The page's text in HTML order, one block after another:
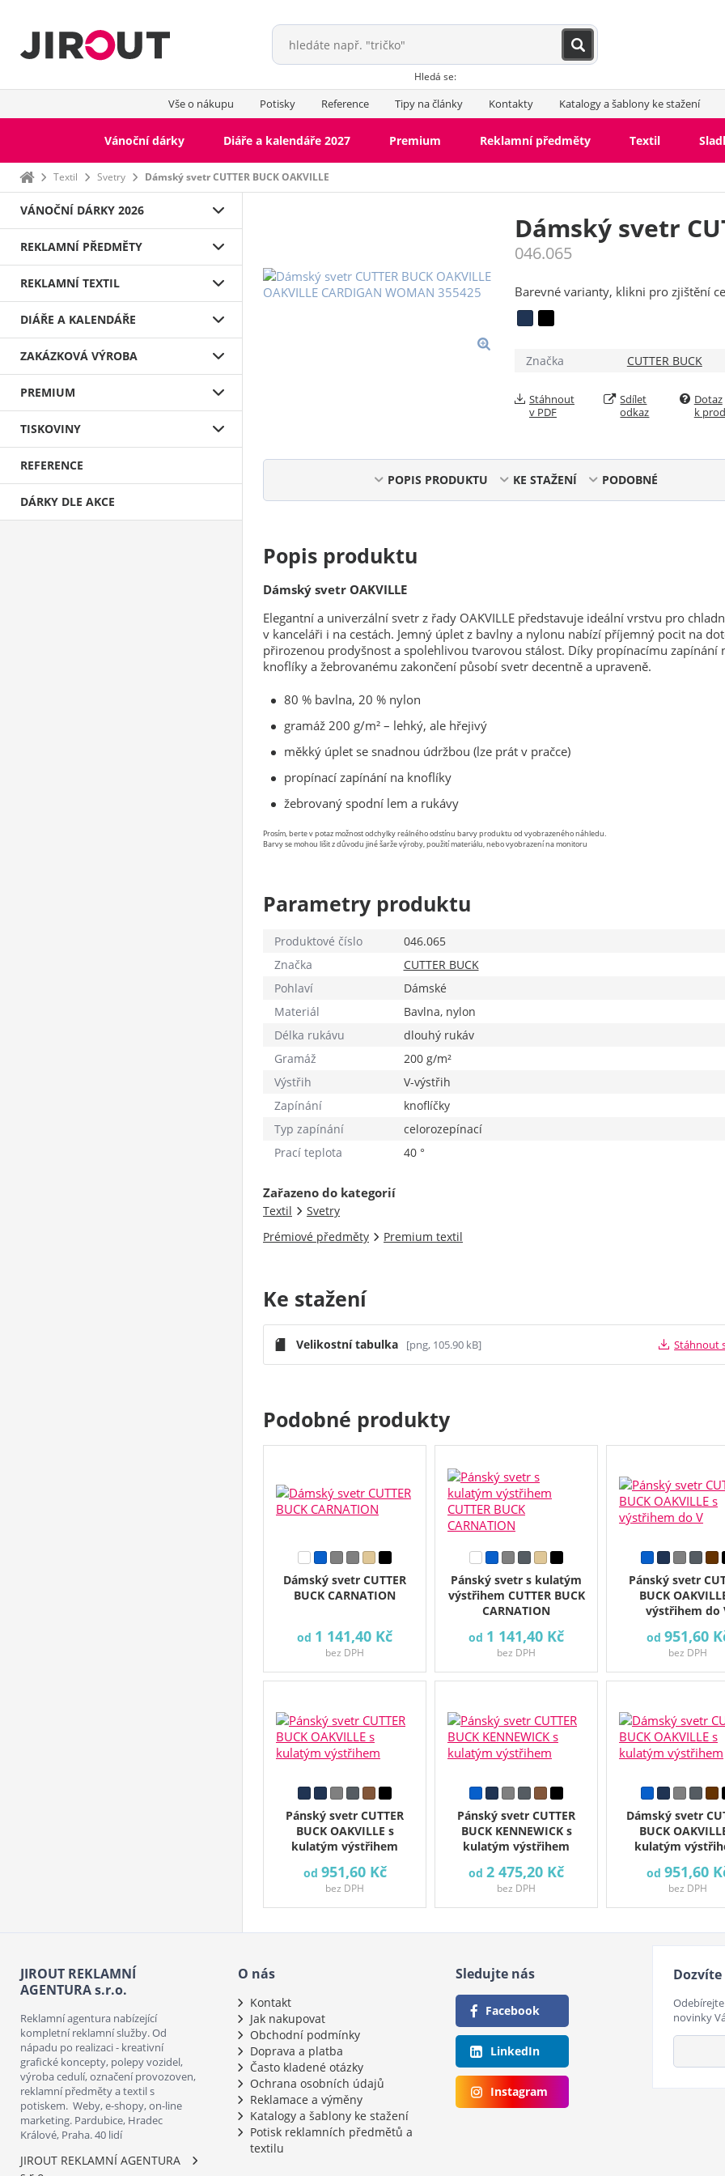
Hledá se:
Vše o nákupu Potisky Reference Tipy na články Kontakty Katalogy a šablony ke stažení
Vánoční dárky Diáře a kalendáře 2027 Premium Reklamní předměty Textil
Domů Textil Svetry Dámský svetr CUTTER BUCK OAKVILLE
VÁNOČNÍ DÁRKY 2026
REKLAMNÍ PŘEDMĚTY
REKLAMNÍ TEXTIL
DIÁŘE A KALENDÁŘE
ZAKÁZKOVÁ VÝROBA
PREMIUM
TISKOVINY
REFERENCE
DÁRKY DLE AKCE
Dámský svetr
046.065
Barevné varianty, klikni pro zjištění
Značka CUTTER BUCK
Stáhnout
v PDF
Sdílet
odkaz
Dotaz
k
POPIS PRODUKTU KE STAŽENÍ PODOBNÉ
Popis produktu
Dámský svetr OAKVILLE
Elegantní a univerzální svetr z řady OAKVILLE představuje ideální vrstvu pro
v kanceláři i na cestách. Jemný úplet z bavlny a nylonu nabízí příjemný pocit na
přirozenou prodyšnost a spolehlivou tvarovou stálost. Díky propínacímu zapínání
knoflíky a žebrovanému zakončení působí svetr decentně a upraveně.
80 % bavlna, 20 % nylon
gramáž 200 g/m² – lehký, ale hřejivý
měkký úplet se snadnou údržbou (lze prát v pračce)
propínací zapínání na knoflíky
žebrovaný spodní lem a rukávy
Prosím, berte v potaz možnost odchylky reálného odstínu barvy produktu od vyobrazeného náhledu.
Barvy se mohou lišit z důvodu jiné šarže výroby, použití materiálu, nebo vyobrazení na monitoru
Parametry produktu
Produktové číslo
046.065
Značka
CUTTER BUCK
Pohlaví
Dámské
Materiál
Bavlna, nylon
Délka rukávu
dlouhý rukáv
Gramáž
200 g/m²
Výstřih
V-výstřih
Zapínání
knoflíčky
Typ zapínání
celorozepínací
Prací teplota
40 °
Zařazeno do kategorií
Textil
Svetry
Prémiové předměty
Premium textil
Ke stažení
Velikostní tabulka [png, 105.90 kB] Stáhnout
Podobné produkty
Dámský svetr CUTTER
BUCK CARNATION
od 1 141,40 Kč
bez DPH
Pánský svetr s kulatým
výstřihem CUTTER BUCK
CARNATION
od 1 141,40 Kč
bez DPH
Pánský svetr
BUCK
výstřihem do
od 951,60
bez DPH
Pánský svetr CUTTER
BUCK OAKVILLE s
kulatým výstřihem
od 951,60 Kč
bez DPH
Pánský svetr CUTTER
BUCK KENNEWICK s
kulatým výstřihem
od2 475,20 Kč
bez DPH
Dámský svetr
BUCK
kulatým
od 951,60
bez DPH
JIROUT REKLAMNÍ
AGENTURA s.r.o.
Reklamní agentura nabízející
kompletní reklamní služby. Od
nápadu po realizaci - kreativní
grafické koncepty, polepy vozidel,
výroba cedulí, označení provozoven,
reklamní předměty a textil s
potiskem. Weby, e-shopy, on-line
marketing. Pardubice, Hradec
Králové, Praha. 40 lidí
JIROUT REKLAMNÍ AGENTURA
O nás
Kontakt
Jak nakupovat
Obchodní podmínky
Doprava a platba
Často kladené otázky
Ochrana osobních údajů
Reklamace a výměny
Katalogy a šablony ke stažení
Potisk reklamních předmětů a
textilu
Sledujte nás
Facebook
LinkedIn
Instagram
novinky